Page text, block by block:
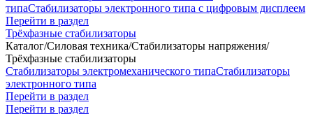
типаСтабилизаторы электронного типа с цифровым дисплеем
Перейти в раздел
Трёхфазные стабилизаторы
Каталог/Силовая техника/Стабилизаторы напряжения/
Трёхфазные стабилизаторы
Стабилизаторы электромеханического типаСтабилизаторы
электронного типа
Перейти в раздел
Перейти в раздел